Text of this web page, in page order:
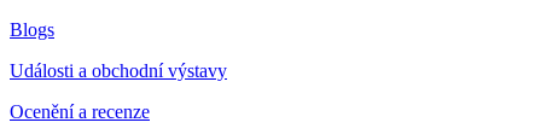
Blogs
Události a obchodní výstavy
Ocenění a recenze